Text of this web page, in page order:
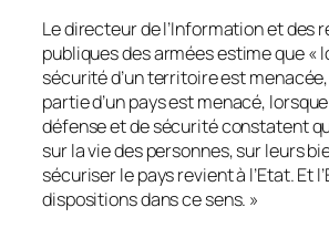
Le directeur de l’Information et des
publiques des armées estime que «
sécurité d’un territoire est
partie d’un pays est menacé,
défense et de sécurité constatent
sur la vie des personnes, sur leurs
sécuriser le pays revient à l’Etat. Et
dispositions dans ce sens. »